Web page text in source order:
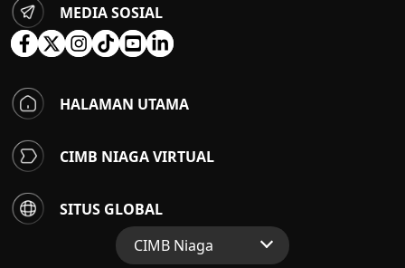
MEDIA SOSIAL
HALAMAN UTAMA
CIMB NIAGA VIRTUAL
SITUS GLOBAL
CIMB Niaga